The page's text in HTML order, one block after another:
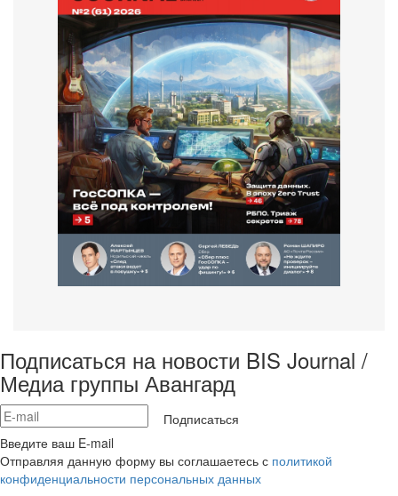
Подписаться на новости BIS Journal /
Медиа группы Авангард
Подписаться
Введите ваш E-mail
Отправляя данную форму вы соглашаетесь с политикой
конфиденциальности персональных данных